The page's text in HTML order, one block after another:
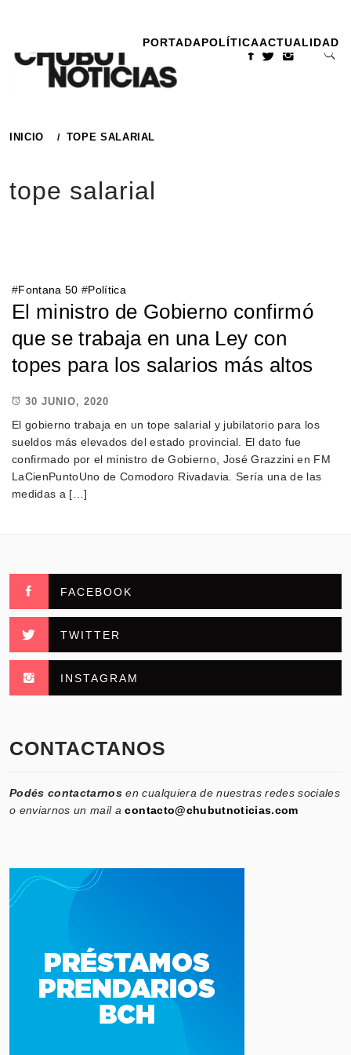
contenido
PORTADAPOLÍTICAACTUALIDAD
INICIO TOPE SALARIAL
tope salarial
#Fontana 50 #Política
El ministro de Gobierno confirmó
que se trabaja en una Ley con
topes para los salarios más altos
30 JUNIO, 2020
El gobierno trabaja en un tope salarial y jubilatorio para los
sueldos más elevados del estado provincial. El dato fue
confirmado por el ministro de Gobierno, José Grazzini en FM
LaCienPuntoUno de Comodoro Rivadavia. Sería una de las
medidas a […]
FACEBOOK
TWITTER
INSTAGRAM
CONTACTANOS
Podés contactarnos en cualquiera de nuestras redes sociales
o enviarnos un mail acontacto@chubutnoticias.com